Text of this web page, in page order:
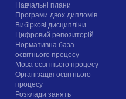
Навчальні плани
Програми двох дипломів
Вибіркові дисципліни
Цифровий репозиторій
Нормативна база
освітнього процесу
Мова освітнього процесу
Організація освітнього
процесу
Розклади занять